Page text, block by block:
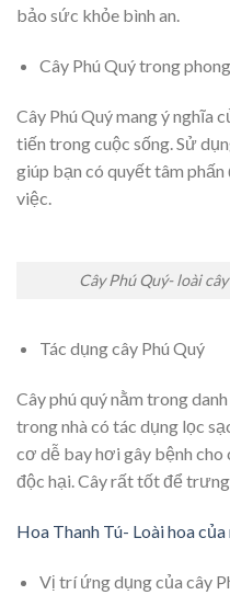
bảo sức khỏe bình an.
Cây Phú Quý trong
Cây Phú Quý mang ý nghĩa
tiến trong cuộc sống. Sử
giúp bạn có quyết tâm
việc.
Cây Phú Quý- loài
Tác dụng cây Phú Quý
Cây phú quý nằm trong
trong nhà có tác dụng lọc
cơ dễ bay hơi gây bệnh
độc hại. Cây rất tốt để
Hoa Thanh Tú- Loài hoa
Vị trí ứng dụng của cây